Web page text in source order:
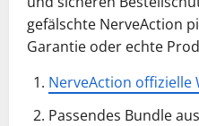
gefälschte NerveAction
Garantie oder echte
NerveAction offizielle
Passendes Bundle